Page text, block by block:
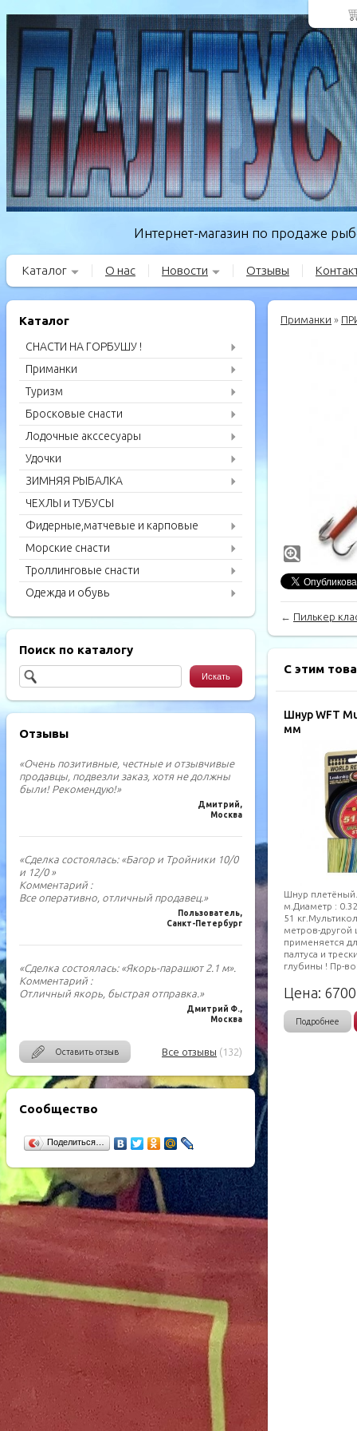
Интернет-магазин по продаже
Каталог О нас Новости Отзывы
Каталог
СНАСТИ НА ГОРБУШУ !
Приманки
Туризм
Бросковые снасти
Лодочные акссесуары
Удочки
ЗИМНЯЯ РЫБАЛКА
ЧЕХЛЫ и ТУБУСЫ
Фидерные,матчевые и карповые
удилища
Морские снасти
Троллинговые снасти
Одежда и обувь
Поиск по каталогу
Отзывы
«Очень позитивные, честные и отзывчивые
продавцы, подвезли заказ, хотя не должны
были! Рекомендую!»
Дмитрий,
Москва
«Сделка состоялась: «Багор и Тройники 10/0
и 12/0 »
Комментарий :
Все оперативно, отличный продавец.»
Пользователь,
Санкт-Петербург
«Сделка состоялась: «Якорь-парашют 2.1 м».
Комментарий :
Отличный якорь, быстрая отправка.»
Дмитрий Ф.,
Москва
Оставить отзыв Все отзывы (132)
Сообщество
Поделиться…
Приманки »
← Пилькер
С этим
Шнур WFT
мм
Шнур
м.Диаметр :
51
метров-другой
применяется
палтуса и
глубины ! Пр-
Цена: 6700
Подробнее